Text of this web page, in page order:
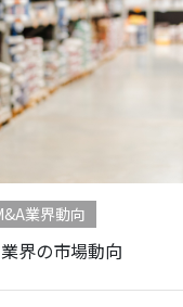
業界動向
界の市場動向